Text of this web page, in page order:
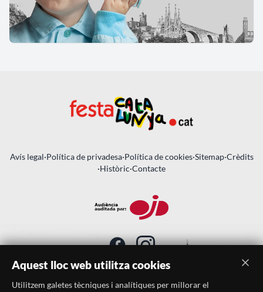
Avís legal·Política de privadesa·Política de cookies·Sitemap·Crèdits
·Històric·Contacte
SUBSCRIU-TE AL BUTLLETÍ
Aquest lloc web utilitza cookies
Utilitzem galetes tècniques i analítiques per millorar el